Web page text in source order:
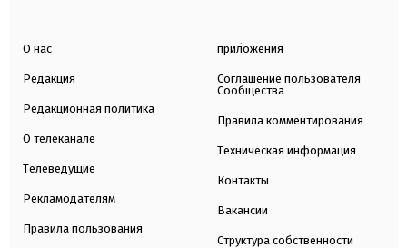
О нас
Редакция
Редакционная политика
О телеканале
Телеведущие
Рекламодателям
Правила пользования
приложения
Соглашение пользователя
Сообщества
Правила комментирования
Техническая информация
Контакты
Вакансии
Структура собственности